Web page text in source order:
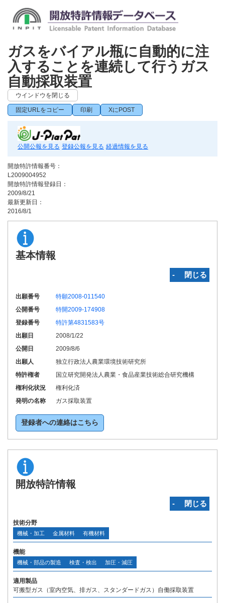
ガスをバイアル瓶に自動的に注
入することを連続して行うガス
自動採取装置
ウインドウを閉じる
固定URLをコピー 印刷 XにPOST
公開公報を見る 登録公報を見る 経過情報を見る
開放特許情報番号：
L2009004952
開放特許情報登録日：
2009/8/21
最新更新日：
2016/8/1
基本情報
‐ 閉じる
出願番号
特願2008-011540
公開番号
特開2009-174908
登録番号
特許第4831583号
出願日
2008/1/22
公開日
2009/8/6
出願人
独立行政法人農業環境技術研究所
特許権者
国立研究開発法人農業・食品産業技術総合研究機構
権利化状況
権利化済
発明の名称
ガス採取装置
登録者への連絡はこちら
開放特許情報
‐ 閉じる
技術分野
機械・加工 金属材料 有機材料
機能
機械・部品の製造 検査・検出 加圧・減圧
適用製品
可搬型ガス（室内空気、排ガス、スタンダードガス）自働採取装置